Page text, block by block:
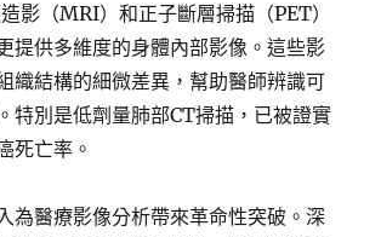
造影（MRI）和正子斷層掃描（PET）
提供多維度的身體內部影像。這些影
織結構的細微差異，幫助醫師辨識可
特別是低劑量肺部CT掃描，已被證實
死亡率。
為醫療影像分析帶來革命性突破。深